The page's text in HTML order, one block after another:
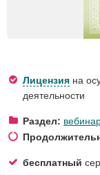
Лицензия на
деятельности
Раздел:
бесплатный